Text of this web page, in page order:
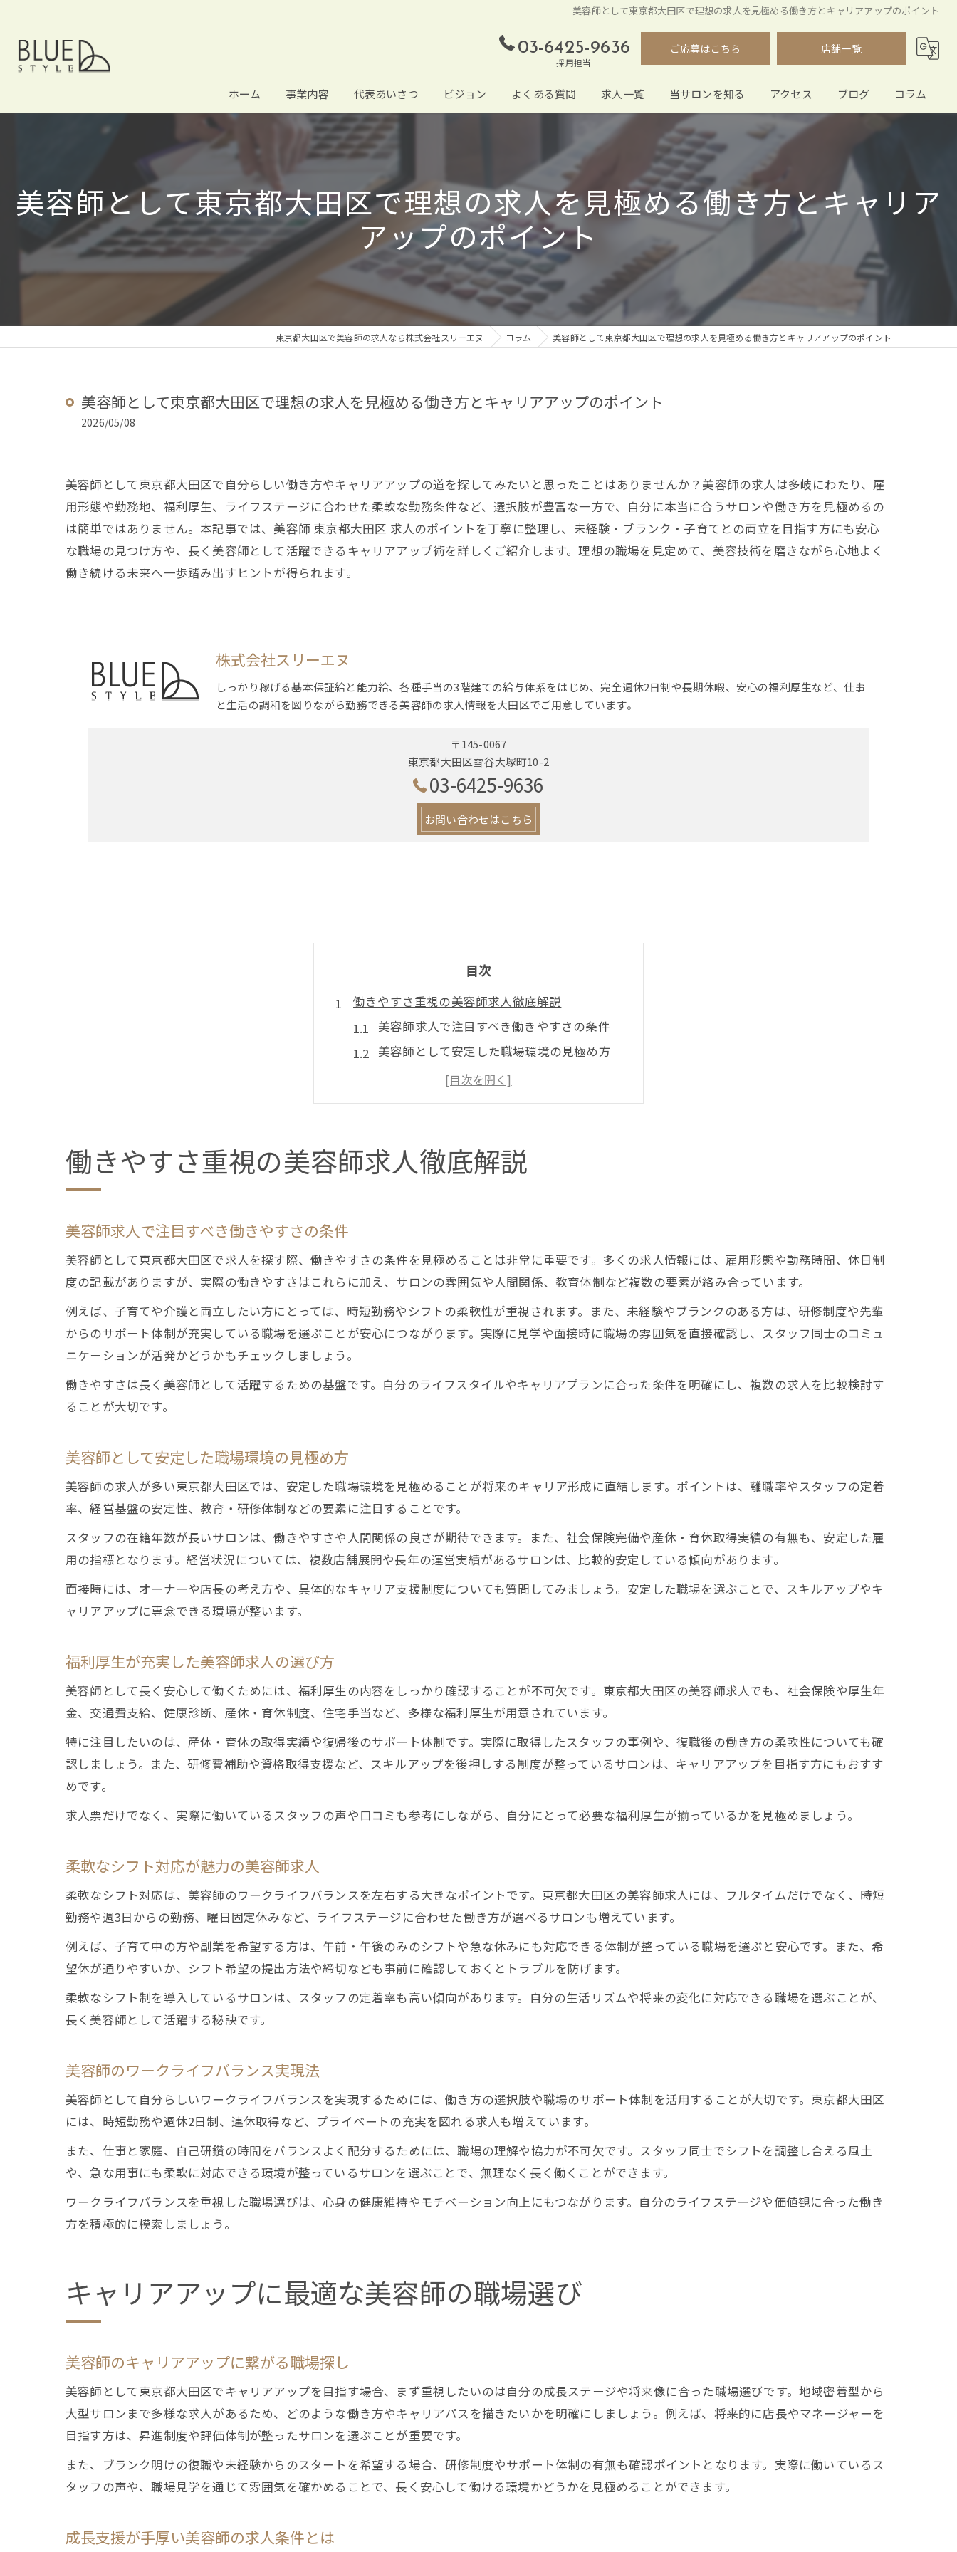
美容師として東京都大田区で理想の求人を見極める働き方とキャリアアップのポイント
03-6425-9636
採用担当
ご応募はこちら 店舗一覧
ホーム 事業内容 代表あいさつ ビジョン よくある質問 求人一覧 当サロンを知る
正社員
スタイリスト
働きやすい
福利厚生
アクセス
株式会社スリーエヌ
ブルースタイル 雪が谷大塚店
ブルースタイル 石川台店
漫画特集
ブログ コラム
美容師として東京都大田区で理想の求人を見極める働き方とキャリア
アップのポイント
東京都大田区で美容師の求人なら株式会社スリーエヌ コラム 美容師として東京都大田区で理想の求人を見極める働き方とキャリアアップのポイント
美容師として東京都大田区で理想の求人を見極める働き方とキャリアアップのポイント
2026/05/08
美容師として東京都大田区で自分らしい働き方やキャリアアップの道を探してみたいと思ったことはありませんか？美容師の求人は多岐にわたり、雇
用形態や勤務地、福利厚生、ライフステージに合わせた柔軟な勤務条件など、選択肢が豊富な一方で、自分に本当に合うサロンや働き方を見極めるの
は簡単ではありません。本記事では、美容師 東京都大田区 求人のポイントを丁寧に整理し、未経験・ブランク・子育てとの両立を目指す方にも安心
な職場の見つけ方や、長く美容師として活躍できるキャリアアップ術を詳しくご紹介します。理想の職場を見定めて、美容技術を磨きながら心地よく
働き続ける未来へ一歩踏み出すヒントが得られます。
株式会社スリーエヌ
しっかり稼げる基本保証給と能力給、各種手当の3階建ての給与体系をはじめ、完全週休2日制や長期休暇、安心の福利厚生など、仕事
と生活の調和を図りながら勤務できる美容師の求人情報を大田区でご用意しています。
〒145-0067
東京都大田区雪谷大塚町10-2
03-6425-9636
お問い合わせはこちら
目次
働きやすさ重視の美容師求人徹底解説
美容師求人で注目すべき働きやすさの条件
美容師として安定した職場環境の見極め方
福利厚生が充実した美容師求人の選び方
柔軟なシフト対応が魅力の美容師求人
キャリアアップに最適な美容師の職場選び
美容師のキャリアアップに繋がる職場探し
キャリア志向の美容師におすすめの求人
研修制度が充実した美容師求人の魅力
大田区で活躍する美容師の理想的な働き方
大田区で人気の美容師求人の傾向とは
家庭と両立できる美容師の勤務スタイル
育児中も安心な美容師求人の選び方
ブランク歓迎のサロンで新たな一歩を
経験を活かせるブランク歓迎の求人選び
復帰を支援する美容師求人のサポート体制
長く続けられる美容師キャリアの秘訣
美容師として長く働ける職場の条件
働き続けやすい美容師求人の見分け方
働きやすさ重視の美容師求人徹底解説
美容師求人で注目すべき働きやすさの条件
美容師として東京都大田区で求人を探す際、働きやすさの条件を見極めることは非常に重要です。多くの求人情報には、雇用形態や勤務時間、休日制
度の記載がありますが、実際の働きやすさはこれらに加え、サロンの雰囲気や人間関係、教育体制など複数の要素が絡み合っています。
例えば、子育てや介護と両立したい方にとっては、時短勤務やシフトの柔軟性が重視されます。また、未経験やブランクのある方は、研修制度や先輩
からのサポート体制が充実している職場を選ぶことが安心につながります。実際に見学や面接時に職場の雰囲気を直接確認し、スタッフ同士のコミュ
ニケーションが活発かどうかもチェックしましょう。
働きやすさは長く美容師として活躍するための基盤です。自分のライフスタイルやキャリアプランに合った条件を明確にし、複数の求人を比較検討す
ることが大切です。
美容師として安定した職場環境の見極め方
美容師の求人が多い東京都大田区では、安定した職場環境を見極めることが将来のキャリア形成に直結します。ポイントは、離職率やスタッフの定着
率、経営基盤の安定性、教育・研修体制などの要素に注目することです。
スタッフの在籍年数が長いサロンは、働きやすさや人間関係の良さが期待できます。また、社会保険完備や産休・育休取得実績の有無も、安定した雇
用の指標となります。経営状況については、複数店舗展開や長年の運営実績があるサロンは、比較的安定している傾向があります。
面接時には、オーナーや店長の考え方や、具体的なキャリア支援制度についても質問してみましょう。安定した職場を選ぶことで、スキルアップやキ
ャリアアップに専念できる環境が整います。
福利厚生が充実した美容師求人の選び方
美容師として長く安心して働くためには、福利厚生の内容をしっかり確認することが不可欠です。東京都大田区の美容師求人でも、社会保険や厚生年
金、交通費支給、健康診断、産休・育休制度、住宅手当など、多様な福利厚生が用意されています。
特に注目したいのは、産休・育休の取得実績や復帰後のサポート体制です。実際に取得したスタッフの事例や、復職後の働き方の柔軟性についても確
認しましょう。また、研修費補助や資格取得支援など、スキルアップを後押しする制度が整っているサロンは、キャリアアップを目指す方にもおすす
めです。
求人票だけでなく、実際に働いているスタッフの声や口コミも参考にしながら、自分にとって必要な福利厚生が揃っているかを見極めましょう。
柔軟なシフト対応が魅力の美容師求人
柔軟なシフト対応は、美容師のワークライフバランスを左右する大きなポイントです。東京都大田区の美容師求人には、フルタイムだけでなく、時短
勤務や週3日からの勤務、曜日固定休みなど、ライフステージに合わせた働き方が選べるサロンも増えています。
例えば、子育て中の方や副業を希望する方は、午前・午後のみのシフトや急な休みにも対応できる体制が整っている職場を選ぶと安心です。また、希
望休が通りやすいか、シフト希望の提出方法や締切なども事前に確認しておくとトラブルを防げます。
柔軟なシフト制を導入しているサロンは、スタッフの定着率も高い傾向があります。自分の生活リズムや将来の変化に対応できる職場を選ぶことが、
長く美容師として活躍する秘訣です。
美容師のワークライフバランス実現法
美容師として自分らしいワークライフバランスを実現するためには、働き方の選択肢や職場のサポート体制を活用することが大切です。東京都大田区
には、時短勤務や週休2日制、連休取得など、プライベートの充実を図れる求人も増えています。
また、仕事と家庭、自己研鑽の時間をバランスよく配分するためには、職場の理解や協力が不可欠です。スタッフ同士でシフトを調整し合える風土
や、急な用事にも柔軟に対応できる環境が整っているサロンを選ぶことで、無理なく長く働くことができます。
ワークライフバランスを重視した職場選びは、心身の健康維持やモチベーション向上にもつながります。自分のライフステージや価値観に合った働き
方を積極的に模索しましょう。
キャリアアップに最適な美容師の職場選び
美容師のキャリアアップに繋がる職場探し
美容師として東京都大田区でキャリアアップを目指す場合、まず重視したいのは自分の成長ステージや将来像に合った職場選びです。地域密着型から
大型サロンまで多様な求人があるため、どのような働き方やキャリアパスを描きたいかを明確にしましょう。例えば、将来的に店長やマネージャーを
目指す方は、昇進制度や評価体制が整ったサロンを選ぶことが重要です。
また、ブランク明けの復職や未経験からのスタートを希望する場合、研修制度やサポート体制の有無も確認ポイントとなります。実際に働いているス
タッフの声や、職場見学を通じて雰囲気を確かめることで、長く安心して働ける環境かどうかを見極めることができます。
成長支援が手厚い美容師の求人条件とは